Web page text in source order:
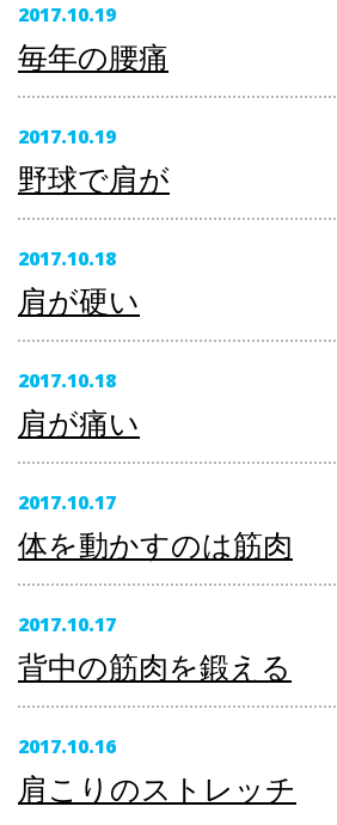
2017.10.19
毎年の腰痛
2017.10.19
野球で肩が
2017.10.18
肩が硬い
2017.10.18
肩が痛い
2017.10.17
体を動かすのは筋肉
2017.10.17
背中の筋肉を鍛える
2017.10.16
肩こりのストレッチ